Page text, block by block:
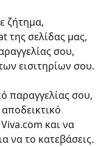
ζήτημα,
της σελίδας μας,
σου,
εισιτηρίων σου.
παραγγελίας σου,
και να
να το κατεβάσεις.